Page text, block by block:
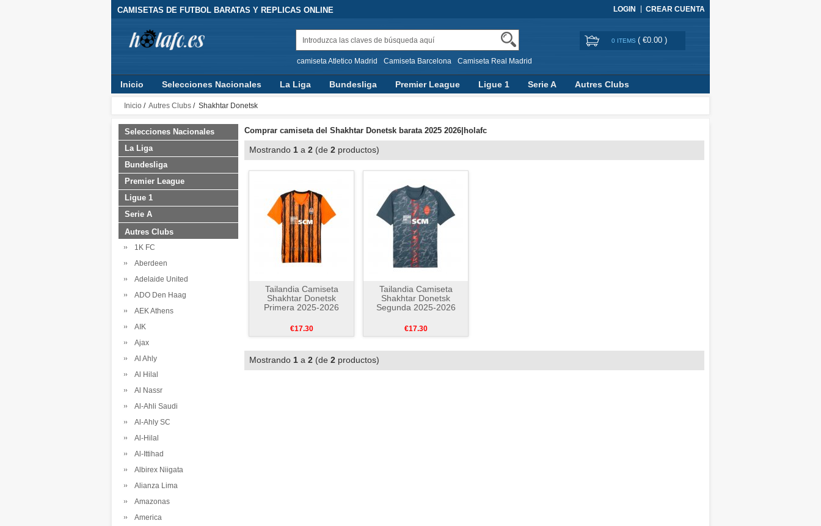
CAMISETAS DE FUTBOL BARATAS Y REPLICAS ONLINE LOGIN CREAR CUENTA
camiseta Atletico Madrid Camiseta Barcelona Camiseta Real Madrid
0 ITEMS ( €0.00 )
Inicio Selecciones Nacionales La Liga Bundesliga Premier League Ligue 1 Serie A Autres Clubs
Inicio / Autres Clubs / Shakhtar Donetsk
Selecciones Nacionales
La Liga
Bundesliga
Premier League
Ligue 1
Serie A
Autres Clubs
1K FC
Aberdeen
Adelaide United
ADO Den Haag
AEK Athens
AIK
Ajax
Al Ahly
Al Hilal
Al Nassr
Al-Ahli Saudi
Al-Ahly SC
Al-Hilal
Al-Ittihad
Albirex Niigata
Alianza Lima
Amazonas
America
Comprar camiseta del Shakhtar Donetsk barata 2025 2026|holafc
Mostrando 1 a 2 (de 2 productos)
Tailandia Camiseta
Shakhtar Donetsk
Primera 2025-2026
€17.30
Tailandia Camiseta
Shakhtar Donetsk
Segunda 2025-2026
€17.30
Mostrando 1 a 2 (de 2 productos)